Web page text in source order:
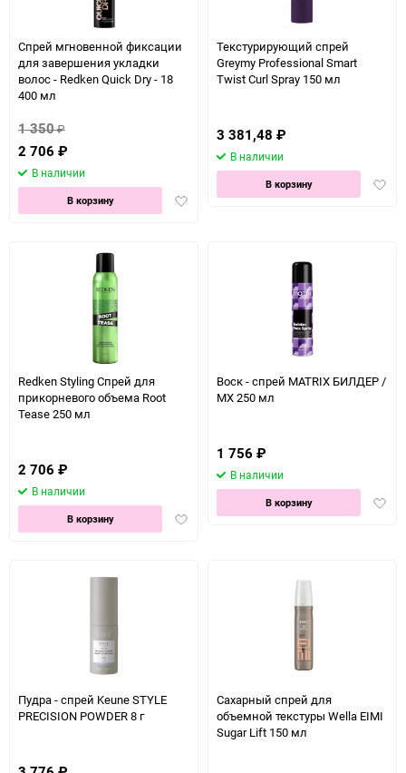
Спрей мгновенной фиксации
для завершения укладки
волос - Redken Quick Dry - 18
400 мл
1 350₽
2 706 ₽
В наличии
Добавить
В корзину
Текстурирующий спрей
Greymy Professional Smart
Twist Curl Spray 150 мл
3 381,48 ₽
В наличии
В корзину
Redken Styling Спрей для
прикорневого объема Root
Tease 250 мл
2 706 ₽
В наличии
Добавить
В корзину
Воск - спрей MATRIX БИЛДЕР /
МХ 250 мл
1 756 ₽
В наличии
В корзину
Пудра - спрей Keune STYLE
PRECISION POWDER 8 г
Сахарный спрей для
объемной текстуры Wella EIMI
Sugar Lift 150 мл